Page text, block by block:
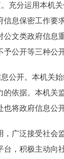
分运用本机关
息保密工作要
文类政府信息
公开等三种公
开。本机关始
的依据。本机
将政府信息公
泛接受社会监
，积极主动向